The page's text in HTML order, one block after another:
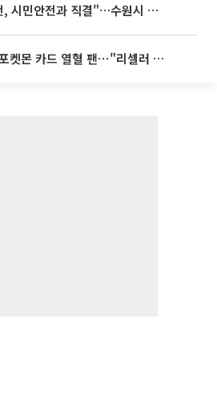
이재준 시장 "정전, 시민안전과 직결"…수원시 비상대응체계 가동
'차쥐뿔' 이준영, 포켓몬 카드 열혈 팬⋯"리셀러 처단할 것"